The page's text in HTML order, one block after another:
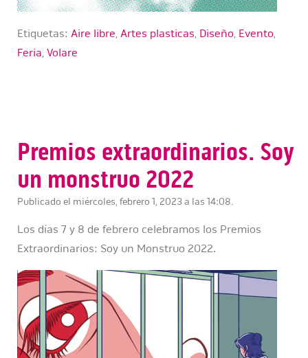
Etiquetas: Aire libre, Artes plasticas, Diseño, Evento,
Feria, Volare
Premios extraordinarios. Soy
un monstruo 2022
Publicado el miércoles, febrero 1, 2023 a las 14:08.
Los días 7 y 8 de febrero celebramos los Premios
Extraordinarios: Soy un Monstruo 2022.